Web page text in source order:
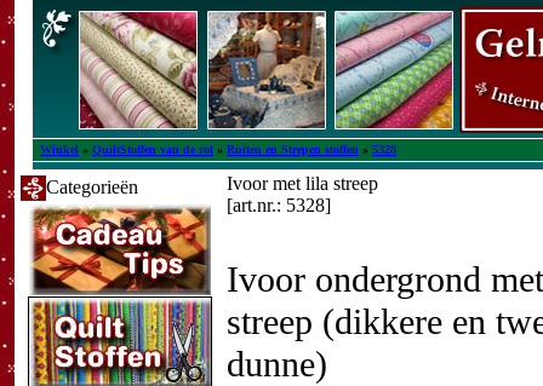
Winkel » QuiltStoffen van de rol » Ruiten en Strepen stoffen » 5328
Categorieën
Ivoor met lila streep
[art.nr.: 5328]
Ivoor ondergrond
streep (dikkere en
dunne)